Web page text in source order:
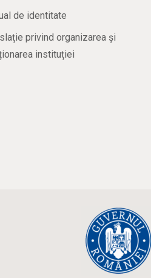
de identitate
privind organizarea și
instituției